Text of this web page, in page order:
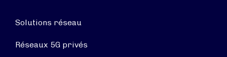
Solutions réseau
Réseaux 5G privés